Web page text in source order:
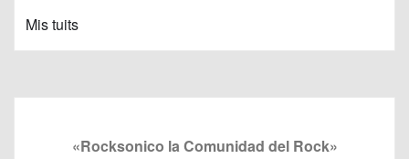
Mis tuits
«Rocksonico la Comunidad del Rock»